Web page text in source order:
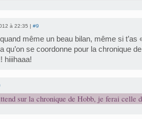
à 22:35 | #9
quand même un beau bilan, même si
qu’on se coordonne pour la chronique
hiiihaaa!
sur la chronique de Hobb, je ferai celle